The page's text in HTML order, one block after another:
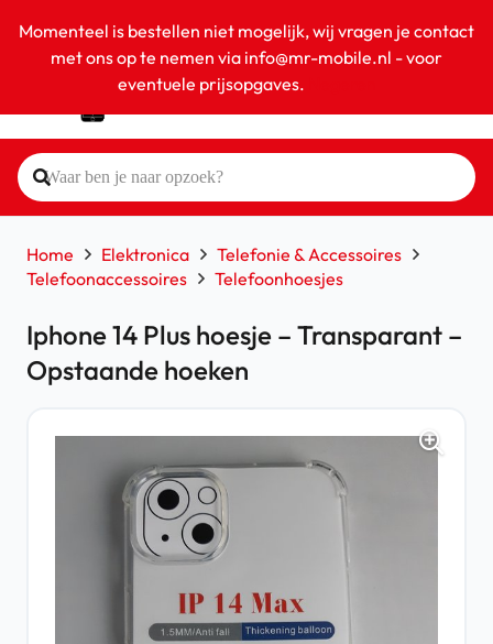
Momenteel is bestellen niet mogelijk, wij vragen je contact
met ons op te nemen via info@mr-mobile.nl - voor
eventuele prijsopgaves.
Home Elektronica
Telefonie & Accessoires
Telefoonaccessoires
Telefoonhoesjes
Iphone 14 Plus hoesje – Transparant –
Opstaande hoeken